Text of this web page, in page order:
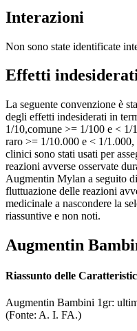
Interazioni
Non sono state identificate
Effetti
La seguente convenzione è
degli effetti indesiderati in
1/10,comune >= 1/100 e <
raro >= 1/10.000 e < 1/
clinici sono stati usati per
reazioni avverse osservate
Augmentin Mylan a seguito
fluttuazione delle reazioni
medicinale a nascondere la
riassuntive e non noti.
Augmentin
Riassunto delle
Augmentin Bambini 1gr:
(Fonte: A. I. FA.)